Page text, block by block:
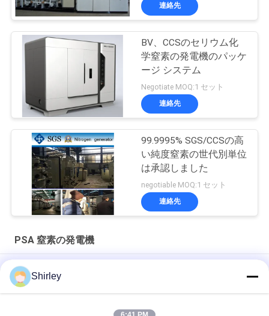
連絡先
BV、CCSのセリウム化
学窒素の発電機のパッケ
ージ システム
Negotiate MOQ:1 セット
連絡先
99.9995% SGS/CCSの高
い純度窒素の世代別単位
は承認しました
negotiable MOQ:1 セット
連絡先
PSA 窒素の発電機
ファイバーレーザー切削のための現場PSA窒素発電機 99.99%純
度と90%コスト削減
Shirley